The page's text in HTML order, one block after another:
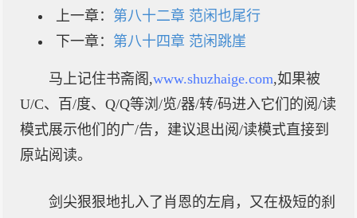
上一章： 第八十二章 范闲也尾行
下一章： 第八十四章 范闲跳崖
马上记住书斋阁,www.shuzhaige.com,如果被
U/C、百/度、Q/Q等浏/览/器/转/码进入它们的阅/读
模式展示他们的广/告，建议退出阅/读模式直接到
原站阅读。
剑尖狠狠地扎入了肖恩的左肩，又在极短的刹